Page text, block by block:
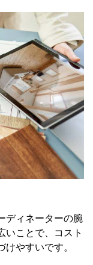
ディネーターの腕
いことで、コスト
やすいです。